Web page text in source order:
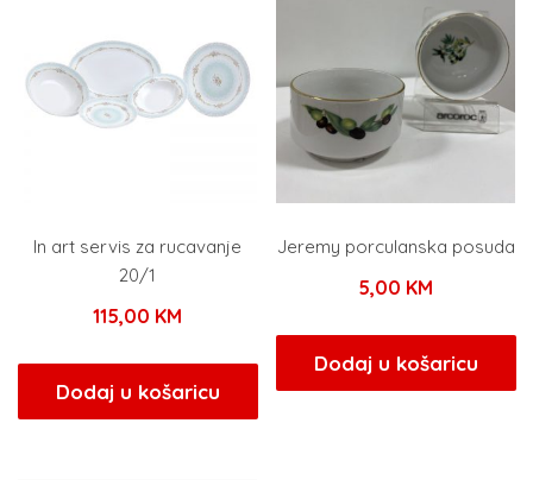
In art servis za rucavanje
20/1
115,00 KM
Dodaj u košaricu
Jeremy porculanska posuda
5,00 KM
Dodaj u košaricu